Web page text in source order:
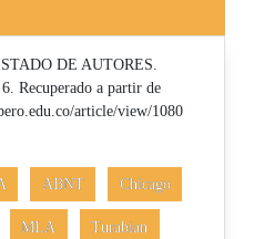
DE AUTORES.
Recuperado a partir de
article/view/1080
ABNT Chicago
MLA Turabian